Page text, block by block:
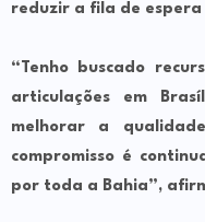
reduzir a fila de espera
“Tenho buscado
articulações em
melhorar a
compromisso é
por toda a Bahia”,